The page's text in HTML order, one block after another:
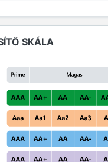
SKÁLA